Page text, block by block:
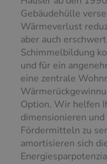
Gebäudehülle
Wärmeverlust
aber auch
Schimmelbildung
und für ein
eine zentrale
Option. Wir helfen
dimensionieren
Fördermitteln zu
amortisieren sich